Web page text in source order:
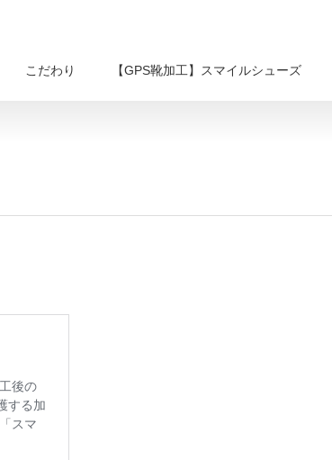
こだわり 【GPS靴加工】スマイルシューズ